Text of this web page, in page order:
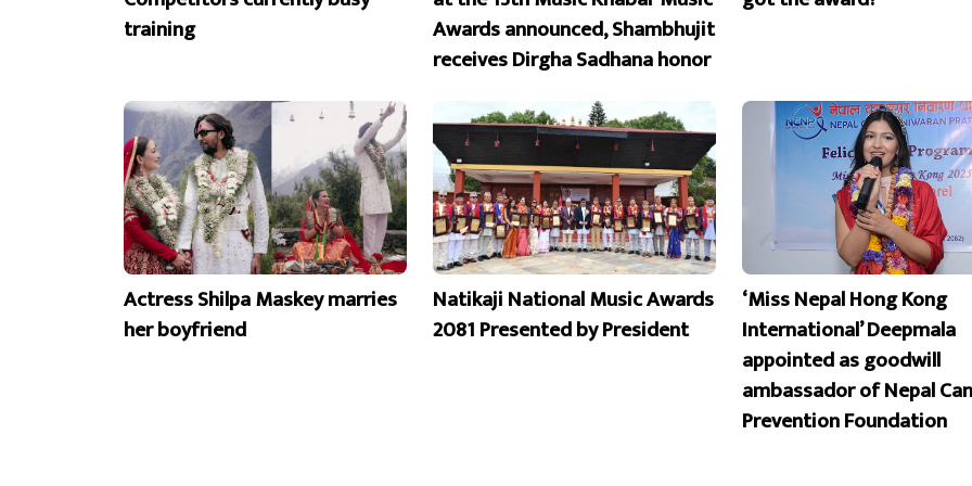
training
Awards announced, Shambhujit
receives Dirgha Sadhana honor
Actress Shilpa Maskey marries
her boyfriend
Natikaji National Music Awards
2081 Presented by President
‘Miss Nepal Hong Kong
International’ Deepmala
appointed as goodwill
ambassador of Nepal
Prevention Foundation